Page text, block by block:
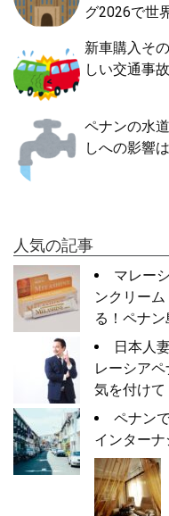
グ2026で世
新車購入そ
しい交通事
ペナンの水
しへの影響
人気の記事
マレー
ンクリー
る！ペナン
日本人
レーシア
気を付け
ペナン
インターナ